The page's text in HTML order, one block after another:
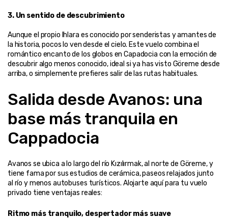
3. Un sentido de descubrimiento
Aunque el propio Ihlara es conocido por senderistas y amantes de
la historia, pocos lo ven desde el cielo. Este vuelo combina el
romántico encanto de los globos en Capadocia con la emoción de
descubrir algo menos conocido, ideal si ya has visto Göreme desde
arriba, o simplemente prefieres salir de las rutas habituales.
Salida desde Avanos: una
base más tranquila en
Cappadocia
Avanos se ubica a lo largo del río Kızılırmak, al norte de Göreme, y
tiene fama por sus estudios de cerámica, paseos relajados junto
al río y menos autobuses turísticos. Alojarte aquí para tu vuelo
privado tiene ventajas reales:
Ritmo más tranquilo, despertador más suave